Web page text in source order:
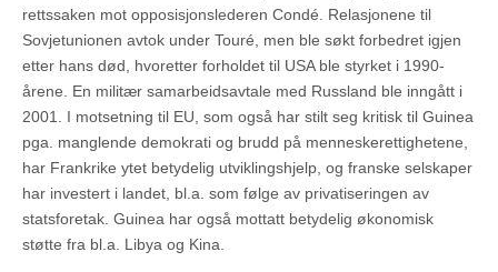
rettssaken mot opposisjonslederen Condé. Relasjonene til
Sovjetunionen avtok under Touré, men ble søkt forbedret igjen
etter hans død, hvoretter forholdet til USA ble styrket i 1990-
årene. En militær samarbeidsavtale med Russland ble inngått i
2001. I motsetning til EU, som også har stilt seg kritisk til Guinea
pga. manglende demokrati og brudd på menneskerettighetene,
har Frankrike ytet betydelig utviklingshjelp, og franske selskaper
har investert i landet, bl.a. som følge av privatiseringen av
statsforetak. Guinea har også mottatt betydelig økonomisk
støtte fra bl.a. Libya og Kina.